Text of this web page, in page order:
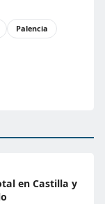
Palencia
en Castilla y